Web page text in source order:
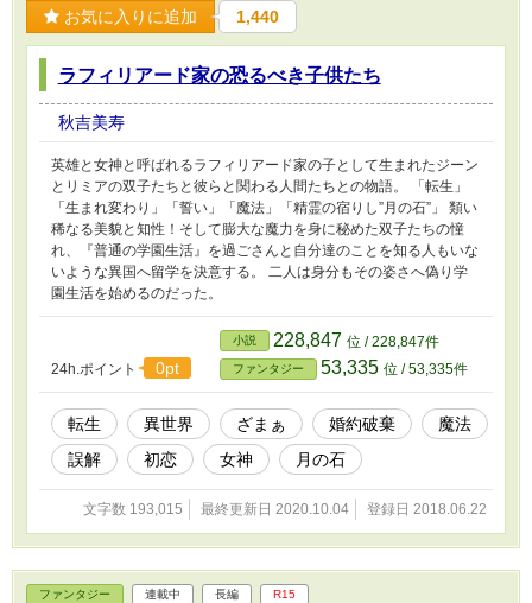
*** てな感じの、そんなこんなのドタバタラブコ
お気に入りに追加 1,440
ラフィリアード家の恐るべき子供たち
秋吉美寿
英雄と女神と呼ばれるラフィリアード家の子として生まれたジーン
とリミアの双子たちと彼らと関わる人間たちとの物語。 「転生」
「生まれ変わり」「誓い」「魔法」「精霊の宿りし”月の石”」 類い
稀なる美貌と知性！そして膨大な魔力を身に秘めた双子たちの憧
れ、『普通の学園生活』を過ごさんと自分達のことを知る人もいな
いような異国へ留学を決意する。 二人は身分もその姿さへ偽り学
園生活を始めるのだった。
24h.ポイント 0pt
小説 228,847 位 / 228,847件
ファンタジー 53,335 位 / 53,335件
転生 異世界 ざまぁ 婚約破棄
魔法
誤解
初恋 女神 月の石
文字数 193,015 最終更新日 2020.10.04 登録日 2018.06.22
ファンタジー 連載中 長編 R15